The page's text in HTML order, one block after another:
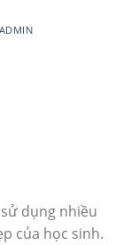
ADMIN
dụng nhiều
của học sinh.